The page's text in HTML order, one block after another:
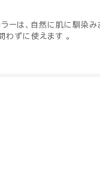
ーは、自然に肌に馴染み
わずに使えます 。